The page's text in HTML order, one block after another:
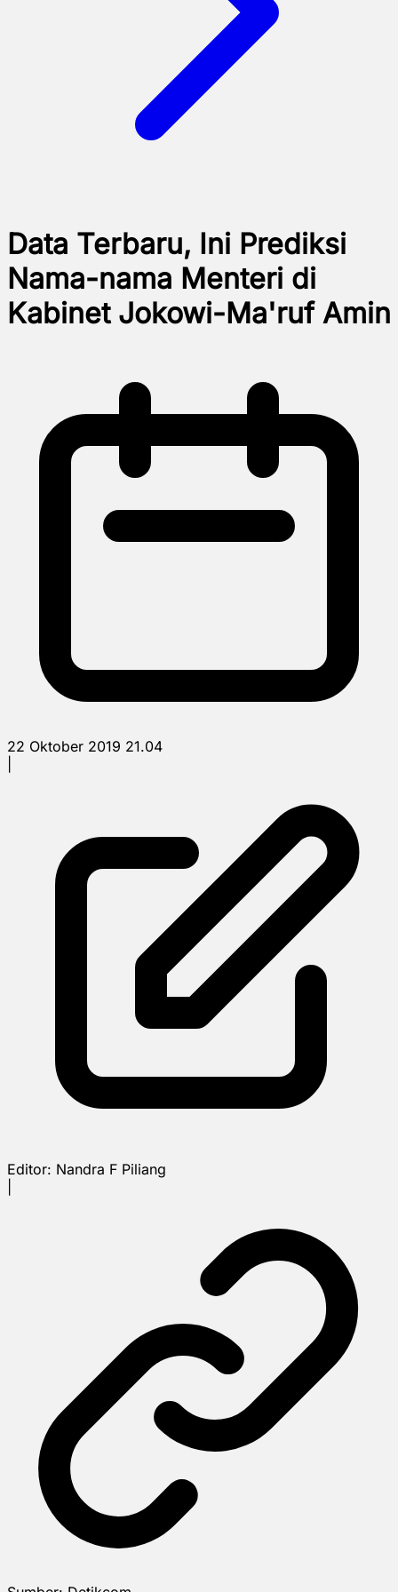
Data Terbaru, Ini Prediksi
Nama-nama Menteri di
Kabinet Jokowi-Ma'ruf Amin
22 Oktober 2019 21.04
Editor: Nandra F Piliang